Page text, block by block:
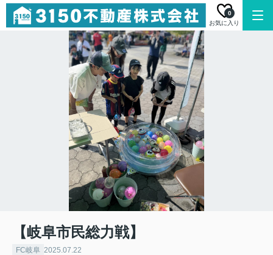
お気に入り
0
【岐阜市民総力戦】
FC岐阜 2025.07.22